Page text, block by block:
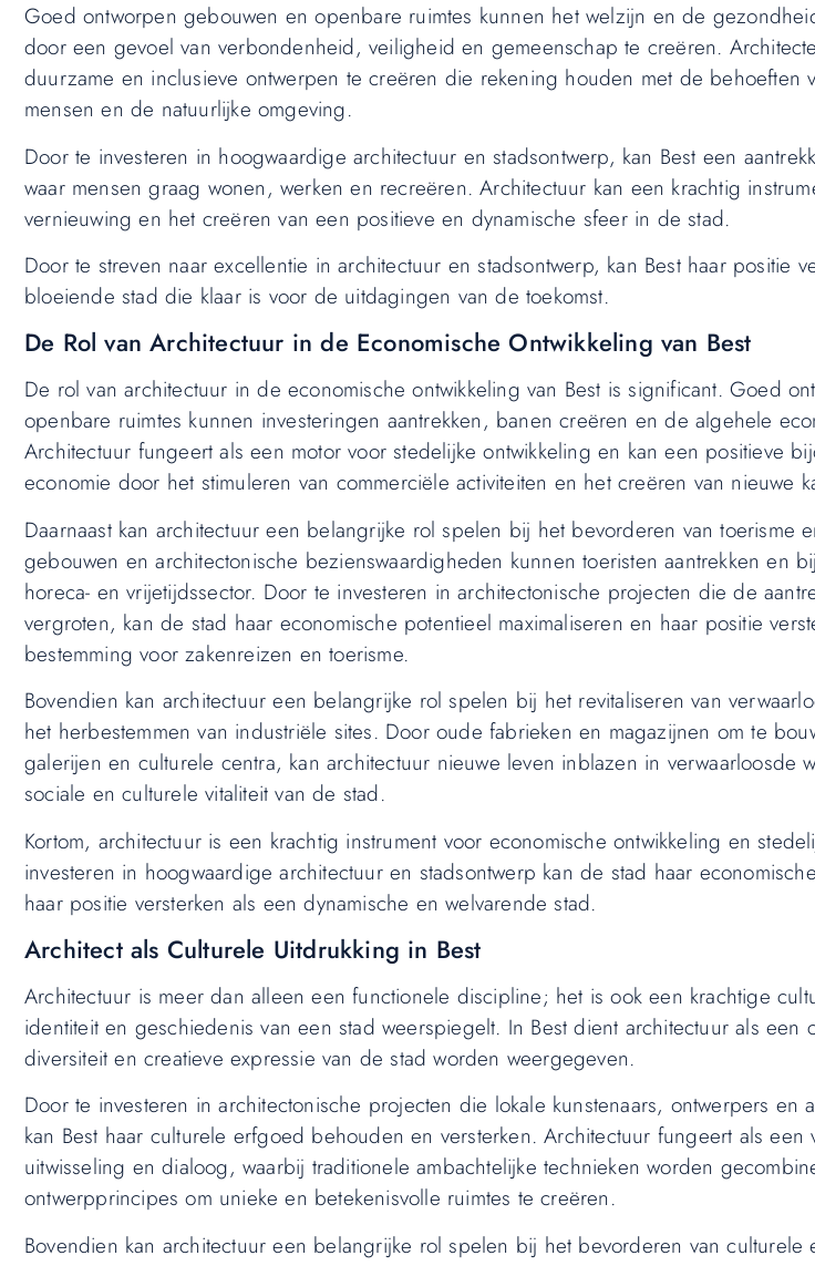
Goed ontworpen gebouwen en openbare ruimtes kunnen het welzijn en de
door een gevoel van verbondenheid, veiligheid en gemeenschap te creëren.
duurzame en inclusieve ontwerpen te creëren die rekening houden met de behoeften
mensen en de natuurlijke omgeving.
Door te investeren in hoogwaardige architectuur en stadsontwerp, kan Best een
waar mensen graag wonen, werken en recreëren. Architectuur kan een krachtig
vernieuwing en het creëren van een positieve en dynamische sfeer in de stad.
Door te streven naar excellentie in architectuur en stadsontwerp, kan Best haar positie
bloeiende stad die klaar is voor de uitdagingen van de toekomst.
De Rol van Architectuur in de Economische Ontwikkeling van Best
De rol van architectuur in de economische ontwikkeling van Best is significant. Goed
openbare ruimtes kunnen investeringen aantrekken, banen creëren en de algehele
Architectuur fungeert als een motor voor stedelijke ontwikkeling en kan een positieve
economie door het stimuleren van commerciële activiteiten en het creëren van nieuwe
Daarnaast kan architectuur een belangrijke rol spelen bij het bevorderen van toerisme
gebouwen en architectonische bezienswaardigheden kunnen toeristen aantrekken en
horeca- en vrijetijdssector. Door te investeren in architectonische projecten die de
vergroten, kan de stad haar economische potentieel maximaliseren en haar positie
bestemming voor zakenreizen en toerisme.
Bovendien kan architectuur een belangrijke rol spelen bij het revitaliseren van
het herbestemmen van industriële sites. Door oude fabrieken en magazijnen om te
galerijen en culturele centra, kan architectuur nieuwe leven inblazen in verwaarloosde
sociale en culturele vitaliteit van de stad.
Kortom, architectuur is een krachtig instrument voor economische ontwikkeling en
investeren in hoogwaardige architectuur en stadsontwerp kan de stad haar
haar positie versterken als een dynamische en welvarende stad.
Architect als Culturele Uitdrukking in Best
Architectuur is meer dan alleen een functionele discipline; het is ook een krachtige
identiteit en geschiedenis van een stad weerspiegelt. In Best dient architectuur als een
diversiteit en creatieve expressie van de stad worden weergegeven.
Door te investeren in architectonische projecten die lokale kunstenaars, ontwerpers en
kan Best haar culturele erfgoed behouden en versterken. Architectuur fungeert als een
uitwisseling en dialoog, waarbij traditionele ambachtelijke technieken worden
ontwerpprincipes om unieke en betekenisvolle ruimtes te creëren.
Bovendien kan architectuur een belangrijke rol spelen bij het bevorderen van culturele